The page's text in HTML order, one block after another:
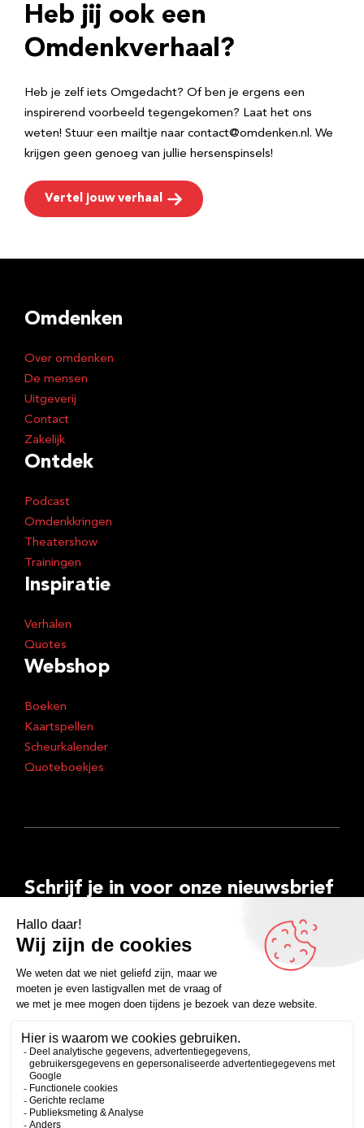
r
e
Heb jij ook een
Omdenkverhaal?
Heb je zelf iets Omgedacht? Of ben je ergens een
inspirerend voorbeeld tegengekomen? Laat het ons
weten! Stuur een mailtje naar contact@omdenken.nl. We
krijgen geen genoeg van jullie hersenspinsels!
Vertel jouw verhaal
Omdenken
Over omdenken
De mensen
Uitgeverij
Contact
Zakelijk
Ontdek
Podcast
Omdenkkringen
Theatershow
Trainingen
Inspiratie
Verhalen
Quotes
Webshop
Boeken
Kaartspellen
Scheurkalender
Quoteboekjes
Schrijf je in voor onze nieuwsbrief
E-
mailadres
Inschrijven
FacebookInstagramLinkedInYouTubeSpotify